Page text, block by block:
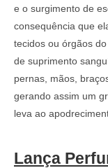
e o surgimento de
consequência que
tecidos ou órgãos
de suprimento
pernas, mãos,
gerando assim um
leva ao
Lança